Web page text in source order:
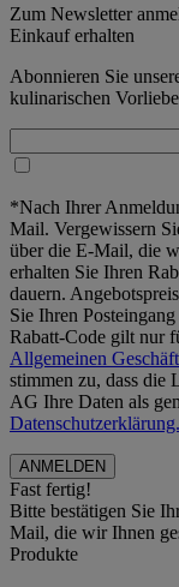
Zum Newsletter
Einkauf erhalten
Abonnieren Sie
kulinarischen
*Nach Ihrer
Mail. Vergewissern
über die E-Mail, die
erhalten Sie Ihren
dauern.
Sie Ihren
Rabatt-Code gilt nur
Allgemeinen
stimmen zu, dass die
AG Ihre Daten als
Datenschutzerklärung.
Fast fertig!
Bitte bestätigen Sie
Mail, die wir Ihnen
Produkte